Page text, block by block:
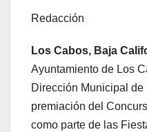
Redacción
Los Cabos, Baja
Ayuntamiento de Los
Dirección Municipal
premiación del
como parte de las